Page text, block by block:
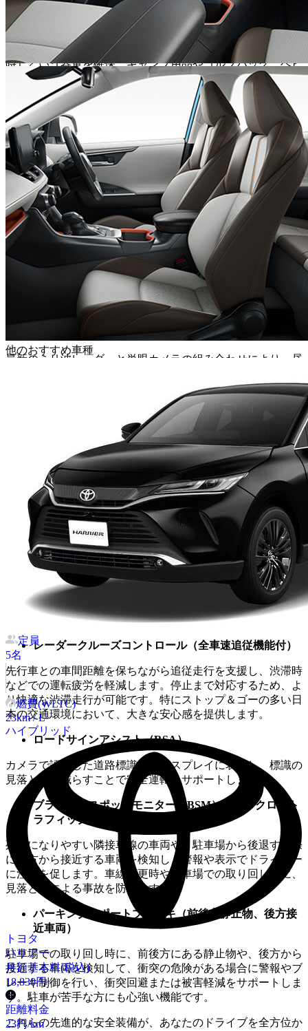
ません。
そして、RAV4最大の魅力の一つが、その広大なラゲッジス
ペースです。クラス最大級の580L（ガソリン車、5人乗車
時）という容量を確保。キャンプ用品やゴルフバッグ、ベビ
ーカー、大型のスーツケースなど、あらゆる荷物を積載でき
る十分な広さがあります。さらに、6:4分割可倒式リアシー
トを倒せば、広大なフラットな空間が出現し、長尺物や大量
の荷物も楽々と積載できます。デッキボードは、裏表で素材
が異なるリバーシブルデッキボード（一部グレード）を採用
し、汚れ物も気にせず積める工夫も凝らされています。
●安全装備
「冒険を支える、最高水準の予防安全機能」
RAV4には、トヨタの先進予防安全パッケージ「Toyota
Safety Sense」をはじめとする、充実した安全装備が搭載さ
れています。これらの装備は、ドライバーと同乗者、そして
周囲の人々の安全を守るために、様々な運転シーンでドライ
バーをサポートします。
プリクラッシュセーフティ
最新のミリ波レーダーと単眼カメラの組み合わせにより、昼
進車・右折時横断歩行者も検知し、衝突の危険がある場合に
警報やブレーキ制御を行い、衝突回避または被害軽減をサポ
プロアクティブドライビングアシスト（PDA）
運転状況に応じて、危険を先読みしてドライバーの操作をサ
ポートします。信号の変わり目やカーブ手前などで減速を支
援するなど、よりスムーズで安全な運転をサポートしま
す。
レーントレーシングアシスト（LTA）＆レーンディパ
ーチャーアラート（LDA）
高速道路などで、車線の中央付近を走行するようにステアリ
ング操作をサポートしたり、車線逸脱の可能性を検知して警
報で注意を促します。長距離運転時のドライバーの負担を軽
減し、疲労による居眠り運転のリスクを低減します。
レーダークルーズコントロール（全車速追従機能付）
先行車との車間距離を保ちながら追従走行を支援し、渋滞時
などでの運転疲労を軽減します。停止まで対応するため、よ
り快適な渋滞走行が可能です。特にストップ＆ゴーの多い日
本の交通環境において、大きな安心感を提供します。
ロードサインアシスト（RSA）
カメラで認識した道路標識をディスプレイに表示し、標識の
見落としを減らすことで安全運転をサポートします。
ブラインドスポットモニター（BSM）＆リヤクロスト
ラフィックアラート（RCTA）
死角になりやすい隣接車線の車両や、駐車場から後退する際
に後方から接近する車両を検知し、警報や表示でドライバー
に注意を促します。車線変更時や駐車場での取り回し時に、
見落としによる事故を防ぎます。
パーキングサポートブレーキ（前後方静止物、後方接
近車両）
駐車場での取り回し時に、前後方にある静止物や、後方から
接近する車両を検知して、衝突の危険がある場合に警報やブ
レーキ制御を行い、衝突回避または被害軽減をサポートしま
す。駐車が苦手な方にも心強い機能です。
これらの先進的な安全装備が、あなたのドライブを全方位か
他のおすすめ車種
定員
5名
燃費(WLTC)
23km / L~
ハイブリッド
トヨタ
ハリアー
月額基本料(税込)
18,830円~
距離料金
23円/km